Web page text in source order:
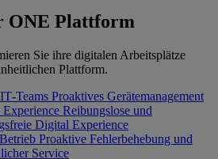
ONE Plattform
Sie ihre digitalen Arbeitsplätze
Plattform.
Proaktives Gerätemanagement
Experience Reibungslose und
Digital Experience
Proaktive Fehlerbehebung und
Service